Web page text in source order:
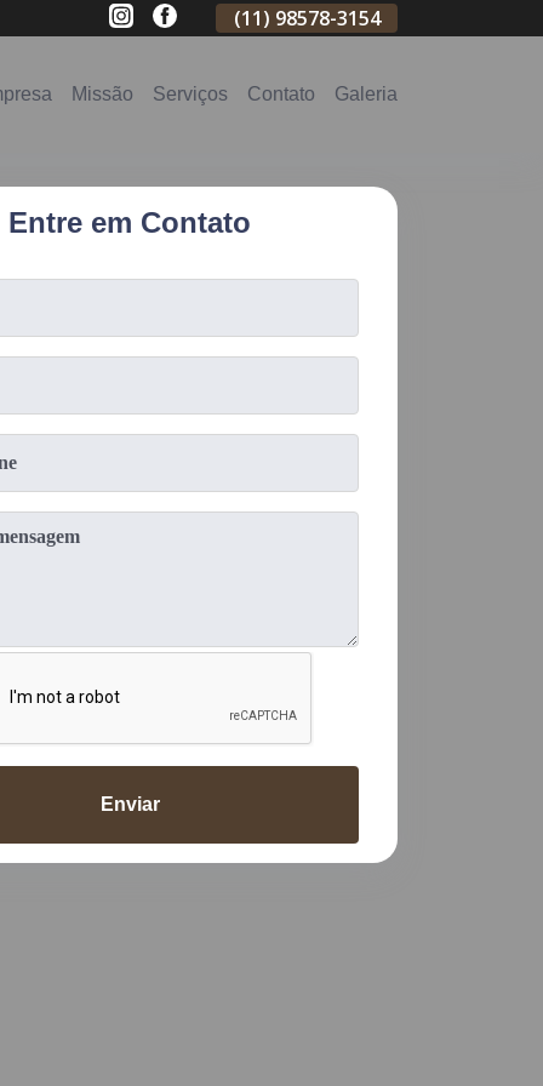
2796-3704 (11) 98578-3154
Missão Serviços Contato Galeria
Entre em Contato
Enviar